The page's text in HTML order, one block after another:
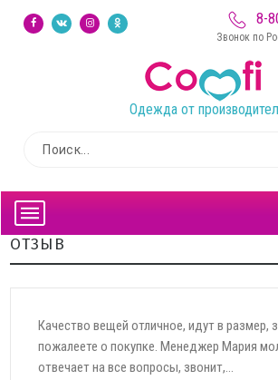
8-
Звонок по
Одежда от
ОТЗЫВ
Сегодня получила первый заказ от Вашего
сказать большое спасибо за оперативную
заказа. Отличное качество, фирму...